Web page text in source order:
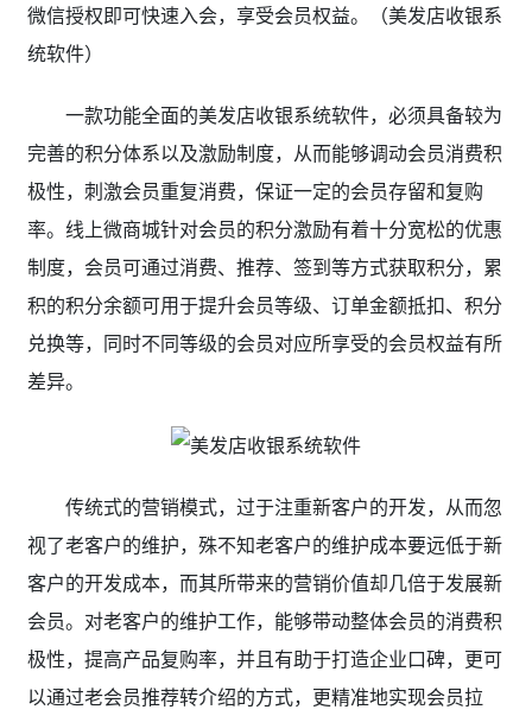
微信授权即可快速入会，享受会员权益。（美发店收银系
统软件）
一款功能全面的美发店收银系统软件，必须具备较为
完善的积分体系以及激励制度，从而能够调动会员消费积
极性，刺激会员重复消费，保证一定的会员存留和复购
率。线上微商城针对会员的积分激励有着十分宽松的优惠
制度，会员可通过消费、推荐、签到等方式获取积分，累
积的积分余额可用于提升会员等级、订单金额抵扣、积分
兑换等，同时不同等级的会员对应所享受的会员权益有所
差异。
传统式的营销模式，过于注重新客户的开发，从而忽
视了老客户的维护，殊不知老客户的维护成本要远低于新
客户的开发成本，而其所带来的营销价值却几倍于发展新
会员。对老客户的维护工作，能够带动整体会员的消费积
极性，提高产品复购率，并且有助于打造企业口碑，更可
以通过老会员推荐转介绍的方式，更精准地实现会员拉